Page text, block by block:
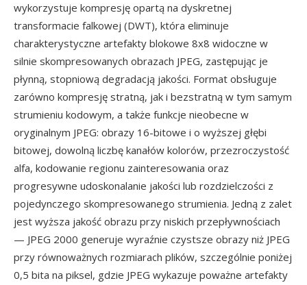
wykorzystuje kompresję opartą na dyskretnej
transformacie falkowej (DWT), która eliminuje
charakterystyczne artefakty blokowe 8x8 widoczne w
silnie skompresowanych obrazach JPEG, zastępując je
płynną, stopniową degradacją jakości. Format obsługuje
zarówno kompresję stratną, jak i bezstratną w tym samym
strumieniu kodowym, a także funkcje nieobecne w
oryginalnym JPEG: obrazy 16-bitowe i o wyższej głębi
bitowej, dowolną liczbę kanałów kolorów, przezroczystość
alfa, kodowanie regionu zainteresowania oraz
progresywne udoskonalanie jakości lub rozdzielczości z
pojedynczego skompresowanego strumienia. Jedną z zalet
jest wyższa jakość obrazu przy niskich przepływnościach
— JPEG 2000 generuje wyraźnie czystsze obrazy niż JPEG
przy równoważnych rozmiarach plików, szczególnie poniżej
0,5 bita na piksel, gdzie JPEG wykazuje poważne artefakty